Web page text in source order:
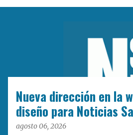
Nueva dirección en la
diseño para Noticias
agosto 06, 2026